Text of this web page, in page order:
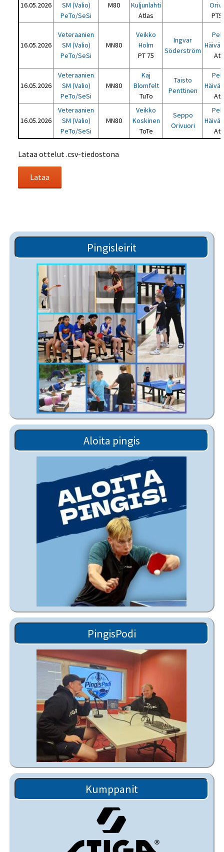
16.05.2026
SM (Valio)
PeTo/SeSi
M80
Kuljunlahti
Atlas
16.05.2026
Veteraanien
SM (Valio)
PeTo/SeSi
MN80
Veikko
Holm
PT 75
Ingvar
Söderström
16.05.2026
Veteraanien
SM (Valio)
PeTo/SeSi
MN80
Kaj
Blomfelt
TuTo
Taisto
Penttinen
16.05.2026
Veteraanien
SM (Valio)
PeTo/SeSi
MN80
Veikko
Koskinen
ToTe
Seppo
Orivuori
Lataa ottelut .csv-tiedostona
Pingisleirit
Aloita pingis
PingisPodi
Kumppanit